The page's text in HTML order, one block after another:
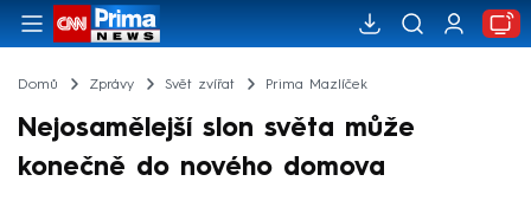
Domů Zprávy Svět zvířat Prima Mazlíček
Nejosamělejší slon světa může
konečně do nového domova